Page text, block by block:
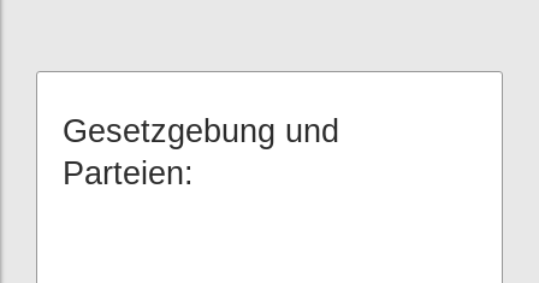
Gesetzgebung und
Parteien: